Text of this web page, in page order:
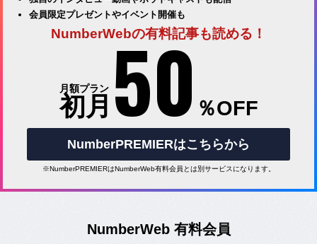
会員限定プレゼントやイベント開催も
NumberWebの有料記事も読める！
月額プラン
初月 50 ％OFF
NumberPREMIERはこちらから
※NumberPREMIERはNumberWeb有料会員とは別サービスになります。
NumberWeb 有料会員